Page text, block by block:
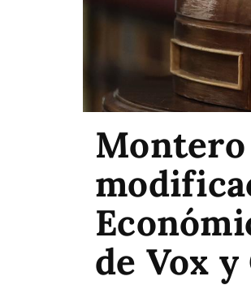
Montero
de Vox y